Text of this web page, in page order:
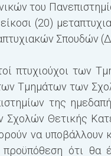
του
(20)
Σπουδών
πτυχιούχοι
Τμημάτων των
της
Σχολών Θετικής
να
ότι